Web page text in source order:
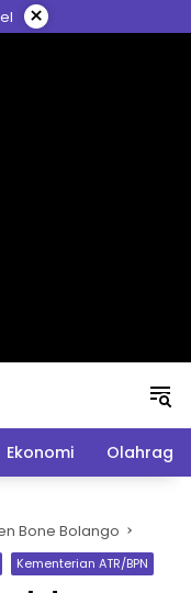
×
Ekonomi Olahraga
Bone Bolango
Kementerian ATR/BPN